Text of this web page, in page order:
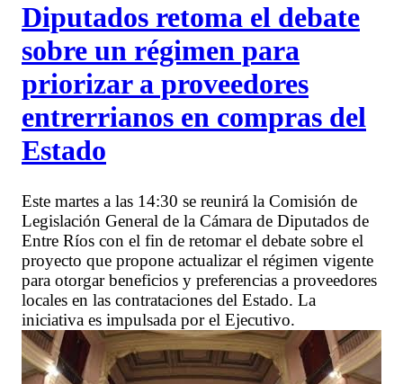
Diputados retoma el debate
sobre un régimen para
priorizar a proveedores
entrerrianos en compras del
Estado
Este martes a las 14:30 se reunirá la Comisión de
Legislación General de la Cámara de Diputados de
Entre Ríos con el fin de retomar el debate sobre el
proyecto que propone actualizar el régimen vigente
para otorgar beneficios y preferencias a proveedores
locales en las contrataciones del Estado. La
iniciativa es impulsada por el Ejecutivo.